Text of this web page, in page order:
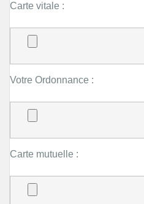
Carte vitale :
sélectionné
Votre Ordonnance :
Carte mutuelle :